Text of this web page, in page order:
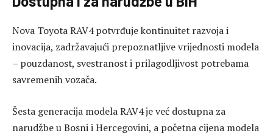
Nova Toyota RAV4 potvrđuje kontinuitet razvoja i
inovacija, zadržavajući prepoznatljive vrijednosti modela
– pouzdanost, svestranost i prilagodljivost potrebama
savremenih vozača.
Šesta generacija modela RAV4 je već dostupna za
narudžbe u Bosni i Hercegovini, a početna cijena modela